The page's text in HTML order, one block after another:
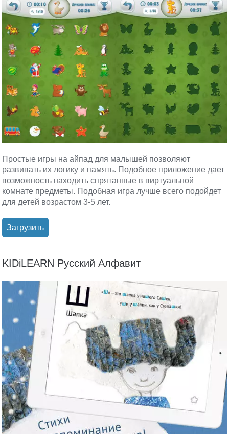
Простые игры на айпад для малышей позволяют
развивать их логику и память. Подобное приложение дает
возможность находить спрятанные в виртуальной
комнате предметы. Подобная игра лучше всего подойдет
для детей возрастом 3-5 лет.
Загрузить
KIDiLEARN Русский Алфавит